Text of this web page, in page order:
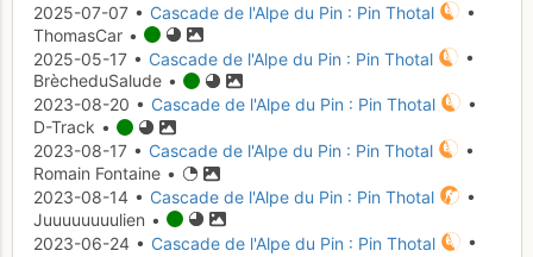
2025-07-07 • Cascade de l'Alpe du Pin : Pin Thotal
•
ThomasCar •
2025-05-17 • Cascade de l'Alpe du Pin : Pin Thotal
•
BrècheduSalude •
2023-08-20 • Cascade de l'Alpe du Pin : Pin Thotal
•
D-Track •
2023-08-17 • Cascade de l'Alpe du Pin : Pin Thotal
•
Romain Fontaine •
2023-08-14 • Cascade de l'Alpe du Pin : Pin Thotal
•
Juuuuuuuulien •
2023-06-24 • Cascade de l'Alpe du Pin : Pin Thotal
•